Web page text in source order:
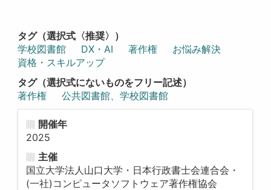
タグ（選択式〈推奨〉）
学校図書館
DX・AI 著作権
お悩み解決
資格・スキルアップ
タグ（選択式にないものをフリー記述）
著作権
公共図書館、学校図書館
開催年
2025
主催
国立大学法人山口大学・日本行政書士会連合会・
(一社)コンピュータソフトウェア著作権協会